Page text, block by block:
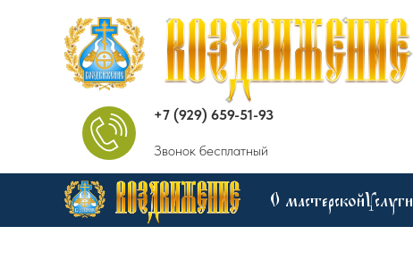
+7 (929) 659-51-93
Звонок бесплатный
О мастерскойУслуги